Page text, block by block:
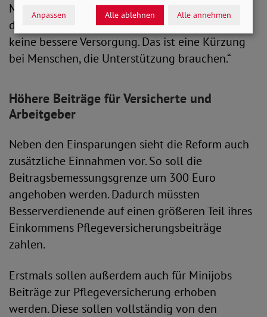
Michaela Engelmeier: „Wenn beim Pflegegrad 1
der Entlastungsbetrag wegfallen soll, ist das
keine bessere Versorgung. Das ist eine Kürzung
bei Menschen, die Unterstützung brauchen.“
Höhere Beiträge für Versicherte und
Arbeitgeber
Neben den Einsparungen sieht die Reform auch
zusätzliche Einnahmen vor. So soll die
Beitragsbemessungsgrenze um 300 Euro
angehoben werden. Dadurch müssten
Besserverdienende auf einen größeren Teil ihres
Einkommens Pflegeversicherungsbeiträge
zahlen.
Erstmals sollen außerdem auch für Minijobs
Beiträge zur Pflegeversicherung erhoben
werden. Diese sollen vollständig von den
Anpassen Alle ablehnen Alle annehmen